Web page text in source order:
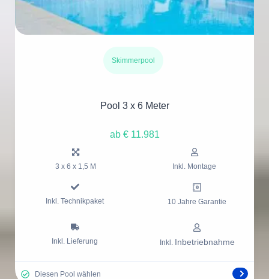
Skimmerpool
Pool 3 x 6 Meter
ab € 11.981
3 x 6 x 1,5 M Inkl. Montage
Inkl. Technikpaket
Inkl. Lieferung
10 Jahre Garantie
Inkl. Inbetriebnahme
Diesen Pool wählen